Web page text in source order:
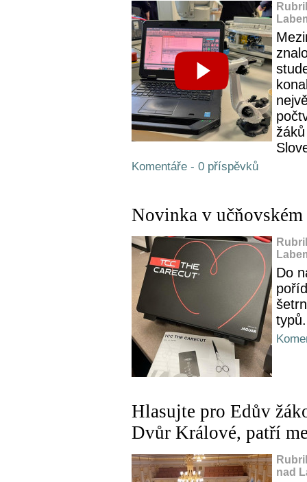
Komentáře - 0 příspěvků
Novinka v
Do
typů.
Hlasujte pro Edův
Dvůr Králové, patří
nad